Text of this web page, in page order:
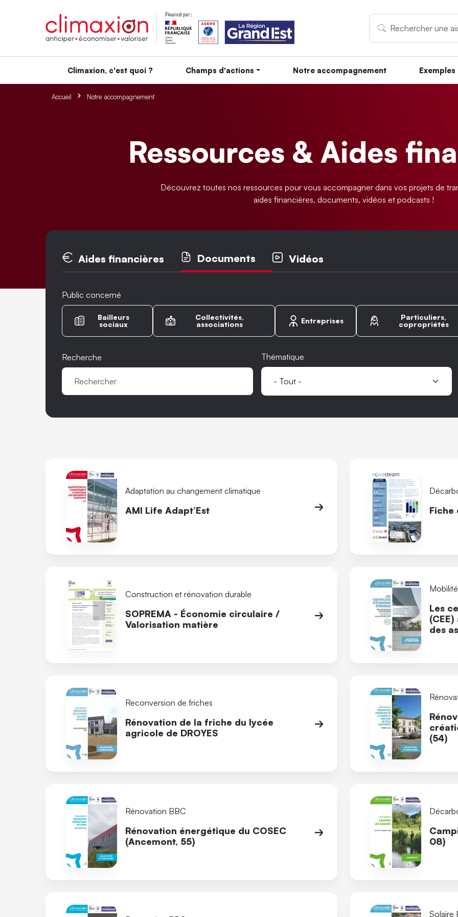
Climaxion, c'est quoi ? Champs d'actions Notre accompagnement
Accueil Notre accompagnement
Ressources & Aides
Découvrez toutes nos ressources pour vous accompagner dans vos projets de
aides financières, documents, vidéos et podcasts !
Onglets principaux
Aides financières Documents Vidéos
Public concerné
Bailleurs
sociaux
Collectivités,
associations
Entreprises
Particuliers,
copropriétés
Thématique
Recherche
Adaptation au changement climatique
AMI Life Adapt’Est Fiche
Construction et rénovation durable
SOPREMA - Économie circulaire /
Valorisation matière
Les
des
Reconversion de friches
Rénovation de la friche du lycée
agricole de DROYES
(54)
Rénovation BBC
Rénovation énergétique du COSEC
(Ancemont, 55)
08)
Solaire